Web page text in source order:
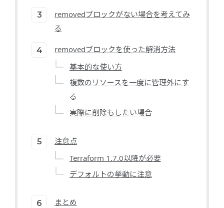
removedブロックがない場合を考えてみ
る
removedブロックを使った解消方法
基本的な使い方
複数のリソースを一度に管理外にす
る
実際に削除もしたい場合
注意点
Terraform 1.7.0以降が必要
デフォルトの挙動に注意
まとめ